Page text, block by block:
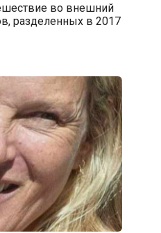
во внешний
разделенных в 2017